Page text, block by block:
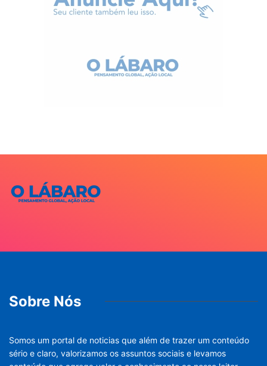
Sobre Nós
Somos um portal de noticias que além de trazer um conteúdo
sério e claro, valorizamos os assuntos sociais e levamos